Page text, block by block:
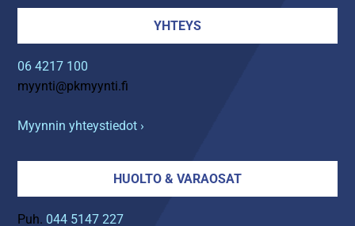
YHTEYS
06 4217 100
myynti@pkmyynti.fi
Myynnin yhteystiedot ›
HUOLTO & VARAOSAT
Puh. 044 5147 227